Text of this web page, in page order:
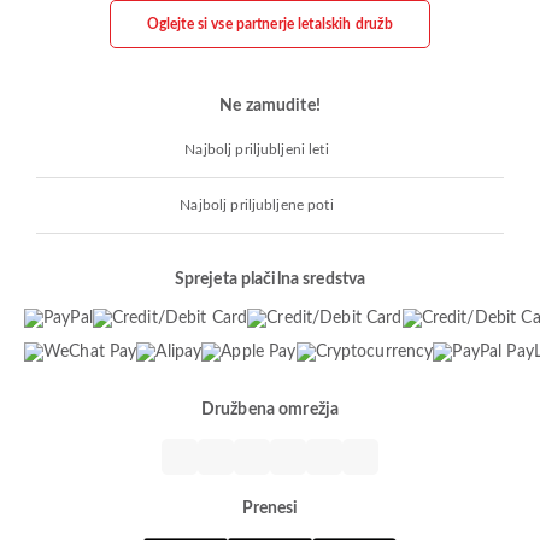
Oglejte si vse partnerje letalskih družb
Ne zamudite!
Najbolj priljubljeni leti
Najbolj priljubljene poti
Sprejeta plačilna sredstva
Družbena omrežja
Prenesi